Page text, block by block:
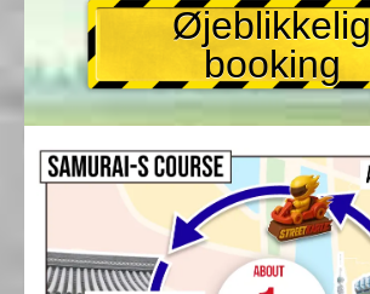
Øjeblikkelig
booking